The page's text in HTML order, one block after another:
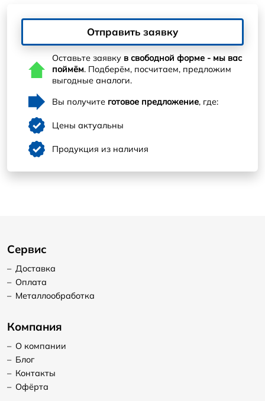
Отправить заявку
Оставьте заявку в свободной форме - мы вас
поймём. Подберём, посчитаем, предложим
выгодные аналоги.
Вы получите готовое предложение, где:
Цены актуальны
Продукция из наличия
Сервис
– Доставка
– Оплата
– Металлообработка
Компания
– О компании
– Блог
– Контакты
– Офёрта